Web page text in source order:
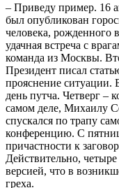
– Приведу пример. 16
был опубликован
человека, рожденного
удачная встреча с
команда из Москвы.
Президент писал
прояснение ситуации.
день путча. Четверг –
самом деле, Михаилу
спускался по трапу
конференцию. С
причастности к
Действительно,
версией, что в
греха.